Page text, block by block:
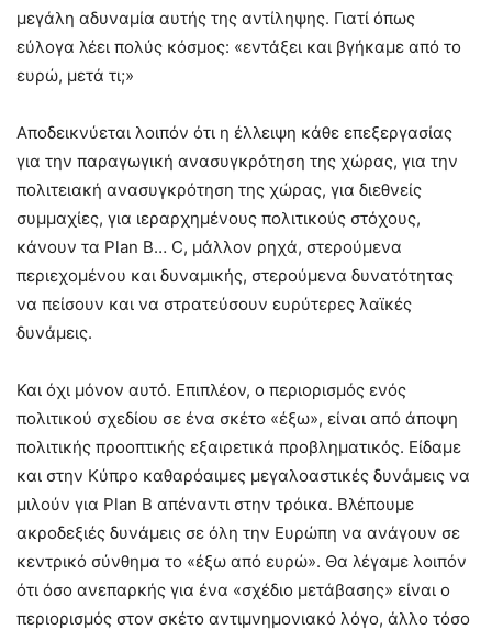
μεγάλη αδυναμία αυτής της αντίληψης. Γιατί όπως
εύλογα λέει πολύς κόσμος: «εντάξει και βγήκαμε από το
ευρώ, μετά τι;»
Αποδεικνύεται λοιπόν ότι η έλλειψη κάθε επεξεργασίας
για την παραγωγική ανασυγκρότηση της χώρας, για την
πολιτειακή ανασυγκρότηση της χώρας, για διεθνείς
συμμαχίες, για ιεραρχημένους πολιτικούς στόχους,
κάνουν τα Plan Β… C, μάλλον ρηχά, στερούμενα
περιεχομένου και δυναμικής, στερούμενα δυνατότητας
να πείσουν και να στρατεύσουν ευρύτερες λαϊκές
δυνάμεις.
Και όχι μόνον αυτό. Επιπλέον, ο περιορισμός ενός
πολιτικού σχεδίου σε ένα σκέτο «έξω», είναι από άποψη
πολιτικής προοπτικής εξαιρετικά προβληματικός. Είδαμε
και στην Κύπρο καθαρόαιμες μεγαλοαστικές δυνάμεις να
μιλούν για Plan B απέναντι στην τρόικα. Βλέπουμε
ακροδεξιές δυνάμεις σε όλη την Ευρώπη να ανάγουν σε
κεντρικό σύνθημα το «έξω από ευρώ». Θα λέγαμε λοιπόν
ότι όσο ανεπαρκής για ένα «σχέδιο μετάβασης» είναι ο
περιορισμός στον σκέτο αντιμνημονιακό λόγο, άλλο τόσο